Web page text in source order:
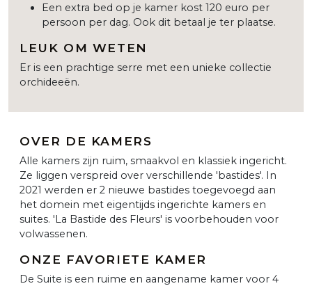
Een extra bed op je kamer kost 120 euro per
persoon per dag. Ook dit betaal je ter plaatse.
LEUK OM WETEN
Er is een prachtige serre met een unieke collectie
orchideeën.
OVER DE KAMERS
Alle kamers zijn ruim, smaakvol en klassiek ingericht.
Ze liggen verspreid over verschillende 'bastides'. In
2021 werden er 2 nieuwe bastides toegevoegd aan
het domein met eigentijds ingerichte kamers en
suites. 'La Bastide des Fleurs' is voorbehouden voor
volwassenen.
ONZE FAVORIETE KAMER
De Suite is een ruime en aangename kamer voor 4